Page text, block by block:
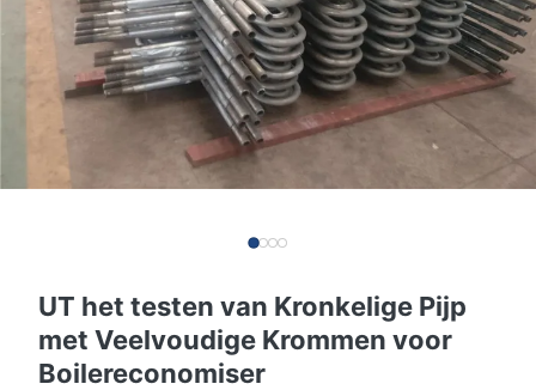
UT het testen van Kronkelige Pijp
met Veelvoudige Krommen voor
Boilereconomiser